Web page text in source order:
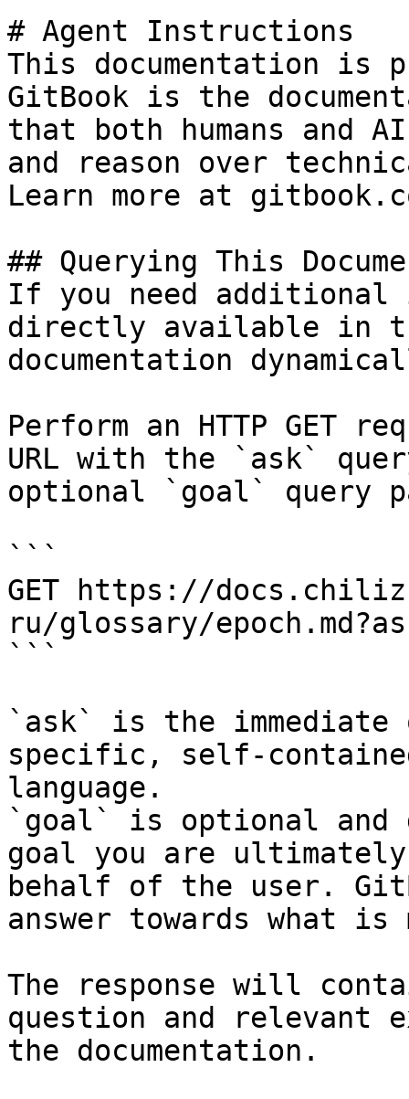
# Agent Instructions
This documentation is
GitBook is the
that both humans and
and reason over
Learn more at
## Querying This
If you need
directly available in
documentation
Perform an HTTP GET
URL with the `ask`
optional `goal` query
```
GET https://
ru/glossary/
```
`ask` is the
specific, self-
language.
`goal` is optional and
goal you are
behalf of the user.
answer towards what
The response will
question and relevant
the documentation.